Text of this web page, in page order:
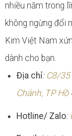
nhiều năm trong
không ngừng đổi
Kim Việt Nam
dành cho bạn.
Địa chỉ: C8/35
Chánh, TP Hồ
Hotline/ Zalo: